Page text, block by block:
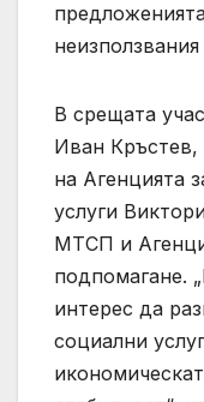
В срещата
Иван Кръстев,
на Агенцията
услуги
МТСП и
подпомагане.
интерес да
социални